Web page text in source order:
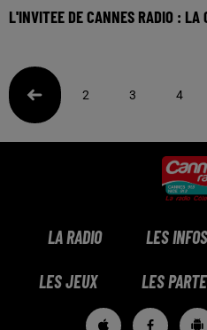
L'INVITEE DE CANNES RADIO : LA
2 3 4
LA RADIO LES INFOS
LES JEUX LES